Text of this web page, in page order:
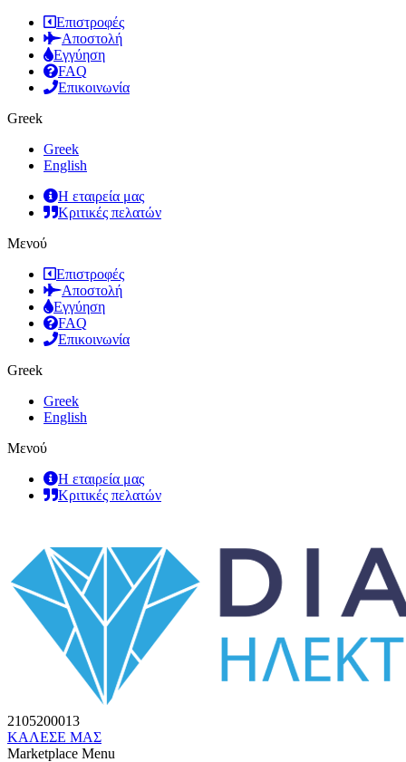
Επιστροφές
Αποστολή
Εγγύηση
FAQ
Επικοινωνία
Greek
Greek
English
Η εταιρεία μας
Κριτικές πελατών
Μενού
Επιστροφές
Αποστολή
Εγγύηση
FAQ
Επικοινωνία
Greek
Greek
English
Μενού
Η εταιρεία μας
Κριτικές πελατών
2105200013
ΚΑΛΕΣΕ ΜΑΣ
Marketplace Menu